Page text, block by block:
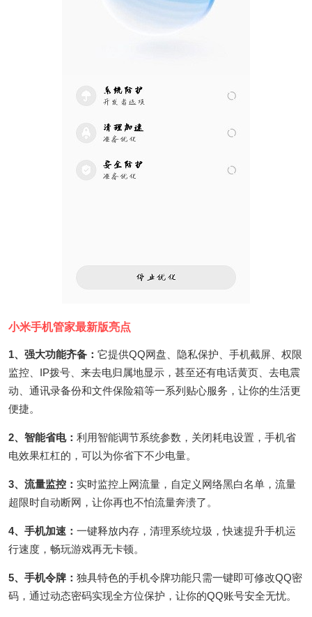
小米手机管家最新版亮点
1、强大功能齐备： 它提供QQ网盘、隐私保护、手机截屏、权限
监控、IP拨号、来去电归属地显示，甚至还有电话黄页、去电震
动、通讯录备份和文件保险箱等一系列贴心服务，让你的生活更
便捷。
2、智能省电： 利用智能调节系统参数，关闭耗电设置，手机省
电效果杠杠的，可以为你省下不少电量。
3、流量监控： 实时监控上网流量，自定义网络黑白名单，流量
超限时自动断网，让你再也不怕流量奔溃了。
4、手机加速： 一键释放内存，清理系统垃圾，快速提升手机运
行速度，畅玩游戏再无卡顿。
5、手机令牌： 独具特色的手机令牌功能只需一键即可修改QQ密
码，通过动态密码实现全方位保护，让你的QQ账号安全无忧。